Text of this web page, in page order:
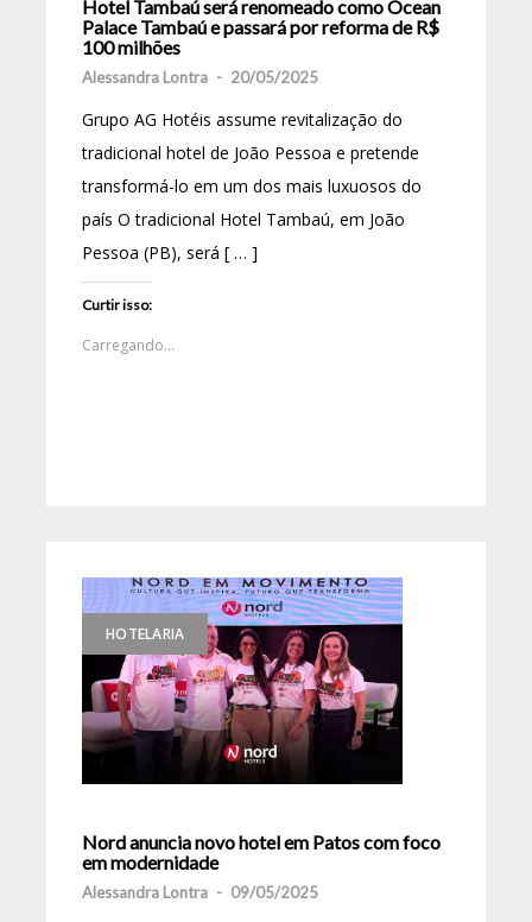
Hotel Tambaú será renomeado como Ocean
Palace Tambaú e passará por reforma de R$
100 milhões
Alessandra Lontra - 20/05/2025
Grupo AG Hotéis assume revitalização do
tradicional hotel de João Pessoa e pretende
transformá-lo em um dos mais luxuosos do
país O tradicional Hotel Tambaú, em João
Pessoa (PB), será [ … ]
Curtir isso:
Carregando...
HOTELARIA
Nord anuncia novo hotel em Patos com foco
em modernidade
Alessandra Lontra - 09/05/2025